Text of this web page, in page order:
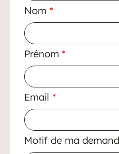
Nom *
Prénom *
Email *
Motif de ma